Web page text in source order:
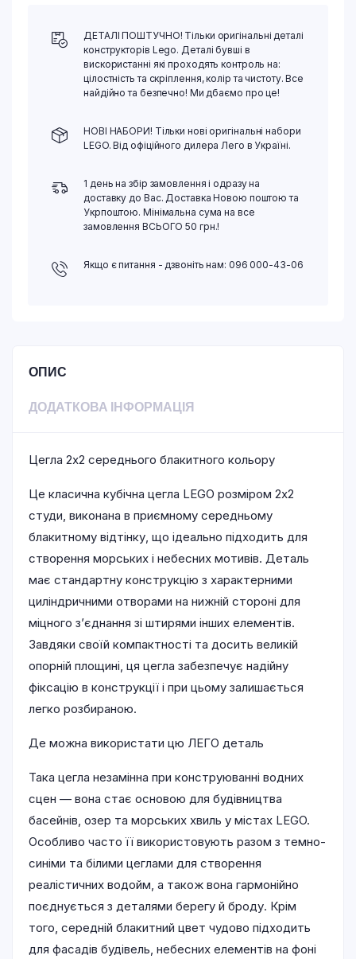
ДЕТАЛІ ПОШТУЧНО! Тільки оригінальні деталі
конструкторів Lego. Деталі бувші в
вискористанні які проходять контроль на:
цілостність та скріплення, колір та чистоту. Все
найдійно та безпечно! Ми дбаємо про це!
НОВІ НАБОРИ! Тільки нові оригінальні набори
LEGO. Від офіційного дилера Лего в Україні.
1 день на збір замовлення і одразу на
доставку до Вас. Доставка Новою поштою та
Укрпоштою. Мінімальна сума на все
замовлення ВСЬОГО 50 грн.!
Якщо є питання - дзвоніть нам: 096 000-43-06
ОПИС
ДОДАТКОВА ІНФОРМАЦІЯ
Цегла 2х2 середнього блакитного кольору
Це класична кубічна цегла LEGO розміром 2х2
студи, виконана в приємному середньому
блакитному відтінку, що ідеально підходить для
створення морських і небесних мотивів. Деталь
має стандартну конструкцію з характерними
циліндричними отворами на нижній стороні для
міцного з’єднання зі штирями інших елементів.
Завдяки своїй компактності та досить великій
опорній площині, ця цегла забезпечує надійну
фіксацію в конструкції і при цьому залишається
легко розбираною.
Де можна використати цю ЛЕГО деталь
Така цегла незамінна при конструюванні водних
сцен — вона стає основою для будівництва
басейнів, озер та морських хвиль у містах LEGO.
Особливо часто її використовують разом з темно-
синіми та білими цеглами для створення
реалістичних водойм, а також вона гармонійно
поєднується з деталями берегу й броду. Крім
того, середній блакитний цвет чудово підходить
для фасадів будівель, небесних елементів на фоні